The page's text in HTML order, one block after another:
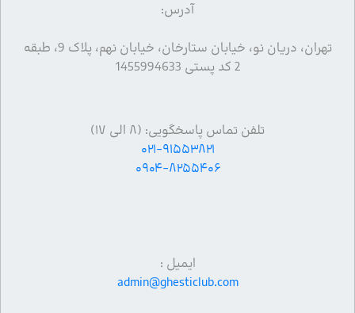
آدرس:
تهران، دریان نو، خیابان ستارخان، خیابان نهم، پلاک 9، طبقه
2 کد پستی 1455994633
تلفن تماس پاسخگویی: (۸ الی ۱۷)
۰۲۱-۹۱۵۵۳۸۲۱
۰۹۰۴-۸۲۵۵۴۰۶
ایمیل :
admin@ghesticlub.com